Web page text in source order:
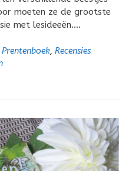
moeten ze de grootste
met lesideeën….
Prentenboek, Recensies